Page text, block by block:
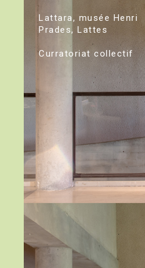
Lattara, musée Henri
Prades, Lattes
Curratoriat collectif